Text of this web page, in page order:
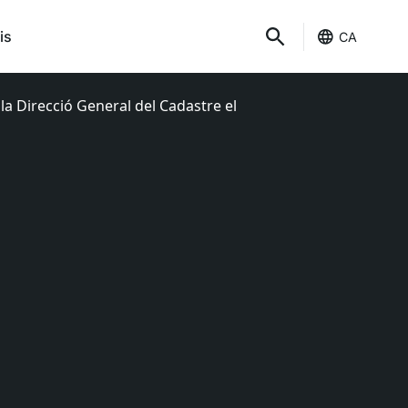
CA
Direcció General del Cadastre el